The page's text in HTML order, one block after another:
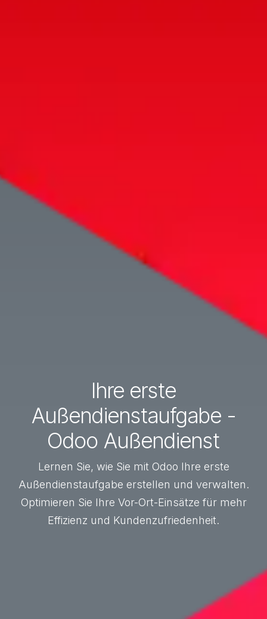
Ihre erste
Außendienstaufgabe -
Odoo Außendienst
Lernen Sie, wie Sie mit Odoo Ihre erste
Außendienstaufgabe erstellen und verwalten.
Optimieren Sie Ihre Vor-Ort-Einsätze für mehr
Effizienz und Kundenzufriedenheit.